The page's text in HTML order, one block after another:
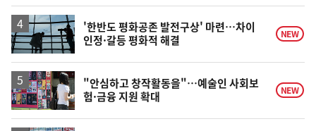
'한반도 평화공존 발전구상' 마련…차이
인정·갈등 평화적 해결
NEW
"안심하고 창작활동을"…예술인 사회보
험·금융 지원 확대
NEW